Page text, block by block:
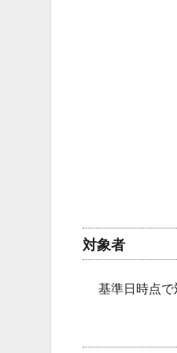
対象者
基準日時点で